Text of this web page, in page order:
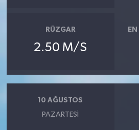
RÜZGAR
2.50 M/S
10 AĞUSTOS
PAZARTESI